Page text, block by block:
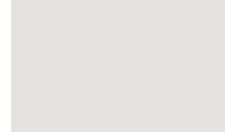
ガーデンで